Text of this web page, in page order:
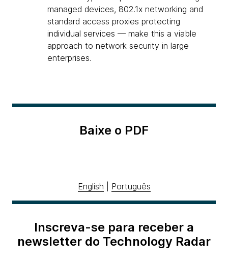
managed devices, 802.1x networking and
standard access proxies protecting
individual services — make this a viable
approach to network security in large
enterprises.
Baixe o PDF
English Português
Inscreva-se para receber a
newsletter do Technology Radar